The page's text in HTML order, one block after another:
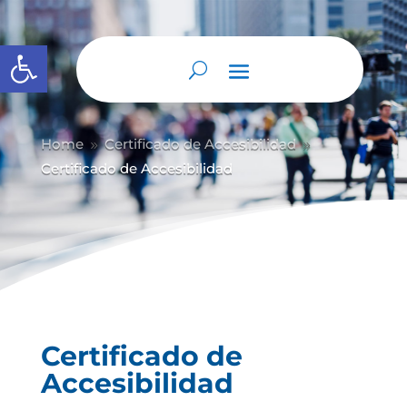
Abrir barra de herramientas
Home 9 Certificado de Accesibilidad 9
Certificado de Accesibilidad
Certificado de
Accesibilidad